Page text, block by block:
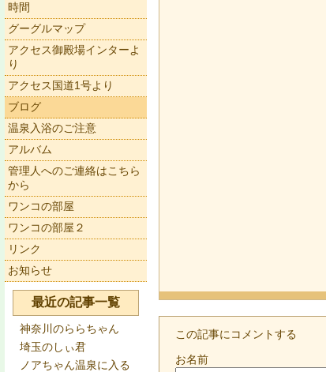
この記事にコメントする
お名前
時間
グーグルマップ
アクセス御殿場インターよ
り
アクセス国道1号より
ブログ
温泉入浴のご注意
アルバム
管理人へのご連絡はこちら
から
ワンコの部屋
ワンコの部屋２
リンク
お知らせ
最近の記事一覧
神奈川のららちゃん
埼玉のしぃ君
ノアちゃん温泉に入る